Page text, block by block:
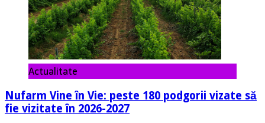
Actualitate
Nufarm Vine în Vie: peste 180 podgorii vizate să
fie vizitate în 2026-2027